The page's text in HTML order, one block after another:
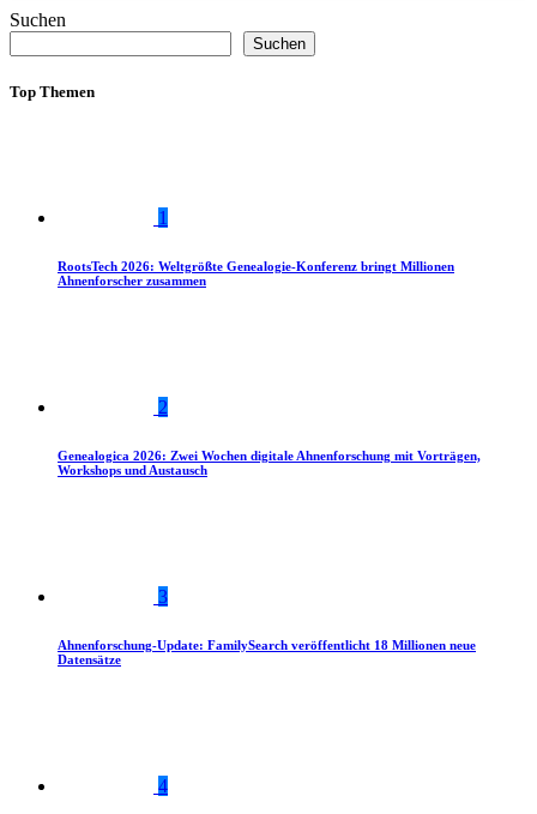
Suchen
Suchen
Top Themen
1
RootsTech 2026: Weltgrößte Genealogie-Konferenz bringt Millionen
Ahnenforscher zusammen
2
Genealogica 2026: Zwei Wochen digitale Ahnenforschung mit Vorträgen,
Workshops und Austausch
3
Ahnenforschung-Update: FamilySearch veröffentlicht 18 Millionen neue
Datensätze
4